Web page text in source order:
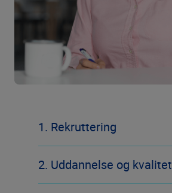
1. Rekruttering
2. Uddannelse og kvalitet